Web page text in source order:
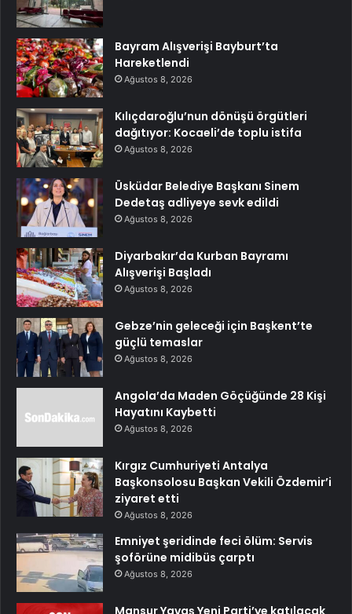
Bayram Alışverişi Bayburt’ta
Hareketlendi
Ağustos 8, 2026
Kılıçdaroğlu’nun dönüşü örgütleri
dağıtıyor: Kocaeli’de toplu istifa
Ağustos 8, 2026
Üsküdar Belediye Başkanı Sinem
Dedetaş adliyeye sevk edildi
Ağustos 8, 2026
Diyarbakır’da Kurban Bayramı
Alışverişi Başladı
Ağustos 8, 2026
Gebze’nin geleceği için Başkent’te
güçlü temaslar
Ağustos 8, 2026
Angola’da Maden Göçüğünde 28 Kişi
Hayatını Kaybetti
Ağustos 8, 2026
Kırgız Cumhuriyeti Antalya
Başkonsolosu Başkan Vekili Özdemir’i
ziyaret etti
Ağustos 8, 2026
Emniyet şeridinde feci ölüm: Servis
şoförüne midibüs çarptı
Ağustos 8, 2026